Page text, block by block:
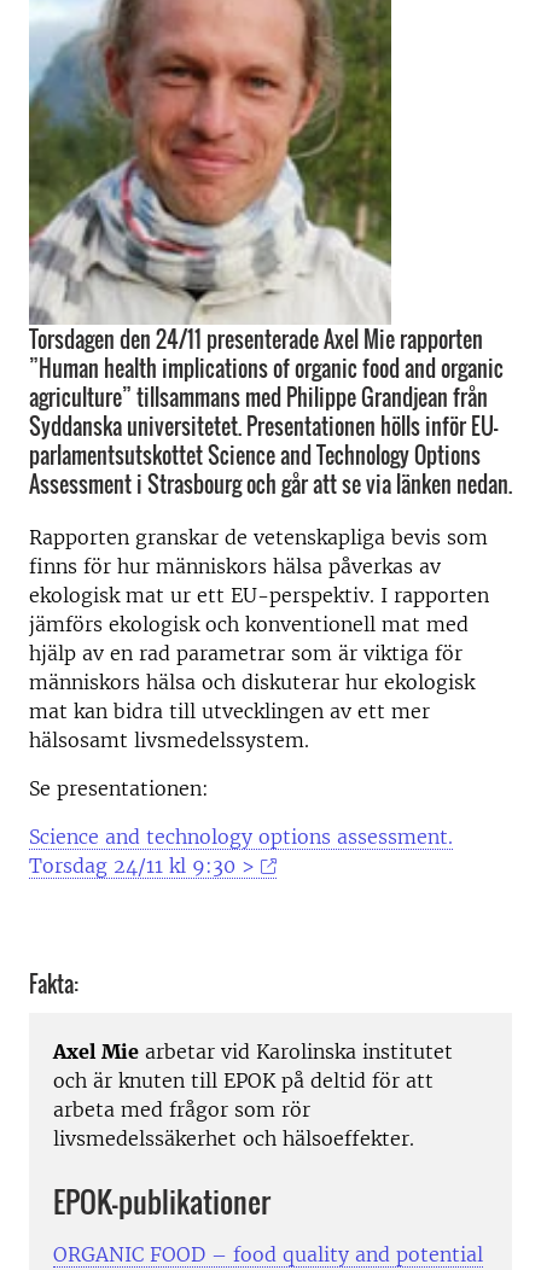
Torsdagen den 24/11 presenterade Axel Mie rapporten
”Human health implications of organic food and organic
agriculture” tillsammans med Philippe Grandjean från
Syddanska universitetet. Presentationen hölls inför EU-
parlamentsutskottet Science and Technology Options
Assessment i Strasbourg och går att se via länken nedan.
Rapporten granskar de vetenskapliga bevis som
finns för hur människors hälsa påverkas av
ekologisk mat ur ett EU-perspektiv. I rapporten
jämförs ekologisk och konventionell mat med
hjälp av en rad parametrar som är viktiga för
människors hälsa och diskuterar hur ekologisk
mat kan bidra till utvecklingen av ett mer
hälsosamt livsmedelssystem.
Se presentationen:
Science and technology options assessment.
Torsdag 24/11 kl 9:30 >
Fakta:
Axel Mie arbetar vid Karolinska institutet
och är knuten till EPOK på deltid för att
arbeta med frågor som rör
livsmedelssäkerhet och hälsoeffekter.
EPOK-publikationer
ORGANIC FOOD – food quality and potential